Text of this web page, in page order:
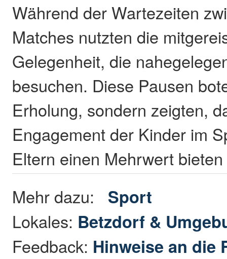
Während der Wartezeiten
Matches nutzten die
Gelegenheit, die
besuchen. Diese Pausen
Erholung, sondern zeigten,
Engagement der Kinder im
Eltern einen Mehrwert
Mehr dazu: Sport
Lokales: Betzdorf &
Feedback: Hinweise an die